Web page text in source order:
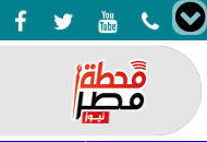
   